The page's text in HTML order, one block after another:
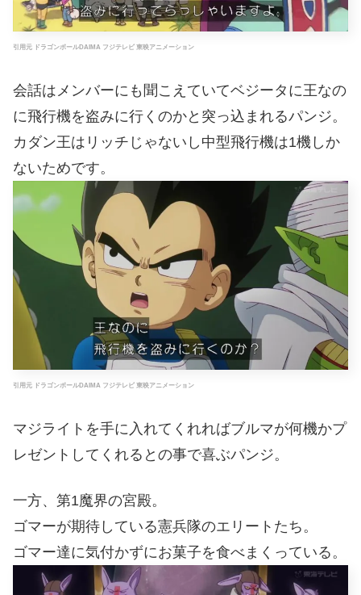
引用元 ドラゴンボールDAIMA フジテレビ 東映アニメーション
会話はメンバーにも聞こえていてベジータに王なの
に飛行機を盗みに行くのかと突っ込まれるパンジ。
カダン王はリッチじゃないし中型飛行機は1機しか
ないためです。
引用元 ドラゴンボールDAIMA フジテレビ 東映アニメーション
マジライトを手に入れてくれればブルマが何機かプ
レゼントしてくれるとの事で喜ぶパンジ。
一方、第1魔界の宮殿。
ゴマーが期待している憲兵隊のエリートたち。
ゴマー達に気付かずにお菓子を食べまくっている。